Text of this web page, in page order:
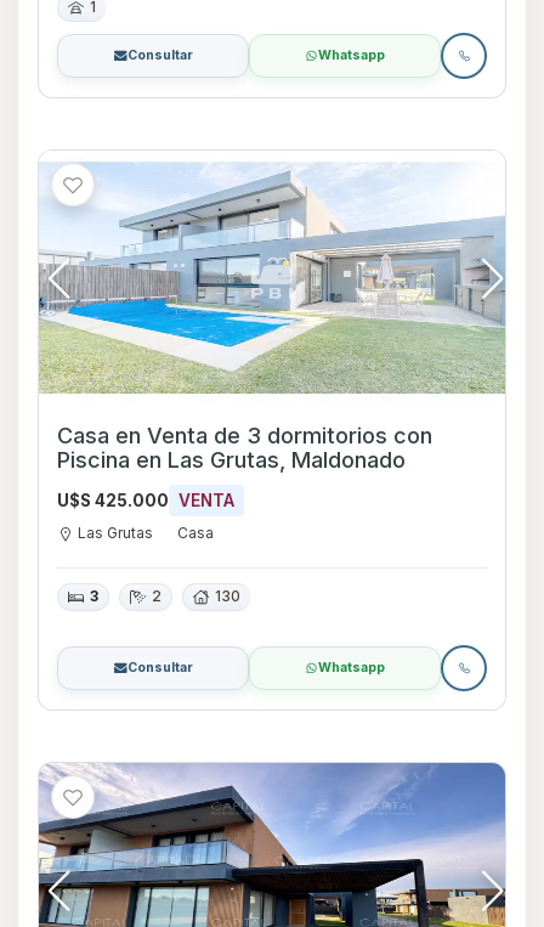
1
Consultar Whatsapp
Casa en Venta de 3 dormitorios con
Piscina en Las Grutas, Maldonado
U$S 425.000 VENTA
Las Grutas Casa
3 2 130
Consultar Whatsapp